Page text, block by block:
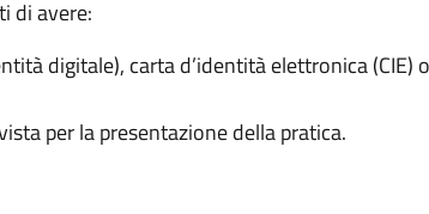
di avere:
digitale), carta d’identità elettronica (CIE)
per la presentazione della pratica.